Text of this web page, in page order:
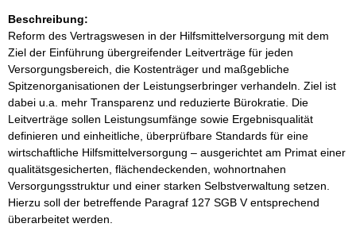
Beschreibung:
Reform des Vertragswesen in der Hilfsmittelversorgung mit dem
Ziel der Einführung übergreifender Leitverträge für jeden
Versorgungsbereich, die Kostenträger und maßgebliche
Spitzenorganisationen der Leistungserbringer verhandeln. Ziel ist
dabei u.a. mehr Transparenz und reduzierte Bürokratie. Die
Leitverträge sollen Leistungsumfänge sowie Ergebnisqualität
definieren und einheitliche, überprüfbare Standards für eine
wirtschaftliche Hilfsmittelversorgung – ausgerichtet am Primat einer
qualitätsgesicherten, flächendeckenden, wohnortnahen
Versorgungsstruktur und einer starken Selbstverwaltung setzen.
Hierzu soll der betreffende Paragraf 127 SGB V entsprechend
überarbeitet werden.